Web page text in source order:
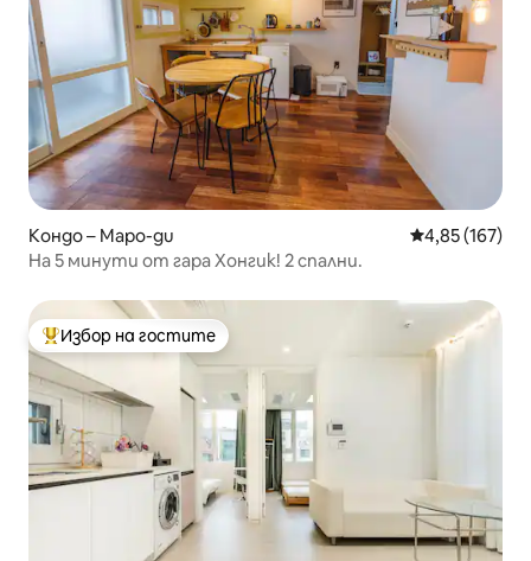
Кондо – Mapo-gu Средна
4,85 (167)
На 5 минути от гара Хонгик! 2 спални.
Най-популярен избор на гостите
Избор на гостите